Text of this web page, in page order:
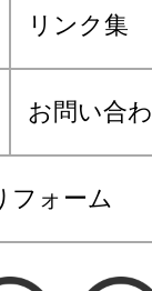
リンク集
お問い合
フォーム